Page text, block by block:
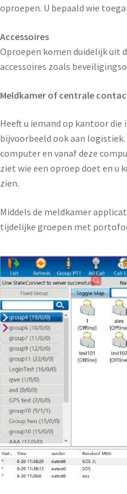
oproepen. U bepaald wie
Accessoires
Oproepen komen duidelijk uit
accessoires zoals
Meldkamer of centrale
Heeft u iemand op kantoor
bijvoorbeeld ook aan
computer en vanaf deze
ziet wie een oproep doet en u
zien.
Middels de meldkamer
tijdelijke groepen met